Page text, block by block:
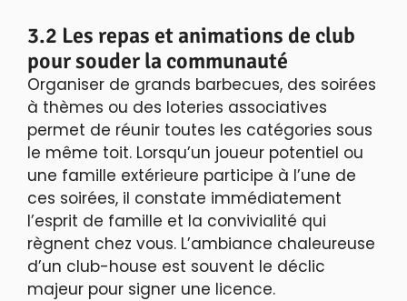
3.2 Les repas et animations de club
pour souder la communauté
Organiser de grands barbecues, des soirées
à thèmes ou des loteries associatives
permet de réunir toutes les catégories sous
le même toit. Lorsqu’un joueur potentiel ou
une famille extérieure participe à l’une de
ces soirées, il constate immédiatement
l’esprit de famille et la convivialité qui
règnent chez vous. L’ambiance chaleureuse
d’un club-house est souvent le déclic
majeur pour signer une licence.